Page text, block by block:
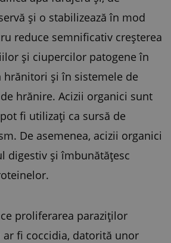
și o stabilizează în mod
reduce semnificativ creșterea
și ciupercilor patogene în
hrănitori și în sistemele de
hrănire. Acizii organici sunt
fi utilizați ca sursă de
De asemenea, acizii organici
digestiv și îmbunătățesc
proliferarea paraziților
fi coccidia, datorită unor